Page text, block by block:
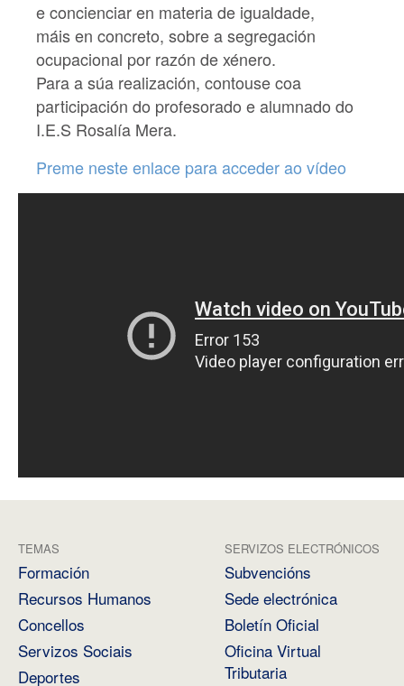
e concienciar en materia de igualdade,
máis en concreto, sobre a segregación
ocupacional por razón de xénero.
Para a súa realización, contouse coa
participación do profesorado e alumnado do
I.E.S Rosalía Mera.
Preme neste enlace para acceder ao vídeo
TEMAS
Formación
Recursos Humanos
Concellos
Servizos Sociais
Deportes
SERVIZOS ELECTRÓNICOS
Subvencións
Sede electrónica
Boletín Oficial
Oficina Virtual
Tributaria